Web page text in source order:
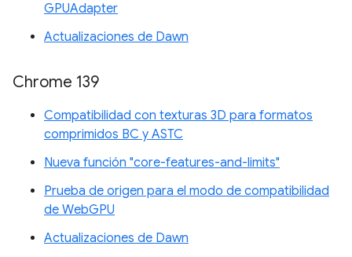
GPUAdapter
Actualizaciones de Dawn
Chrome 139
Compatibilidad con texturas 3D para formatos
comprimidos BC y ASTC
Nueva función "core-features-and-limits"
Prueba de origen para el modo de compatibilidad
de WebGPU
Actualizaciones de Dawn